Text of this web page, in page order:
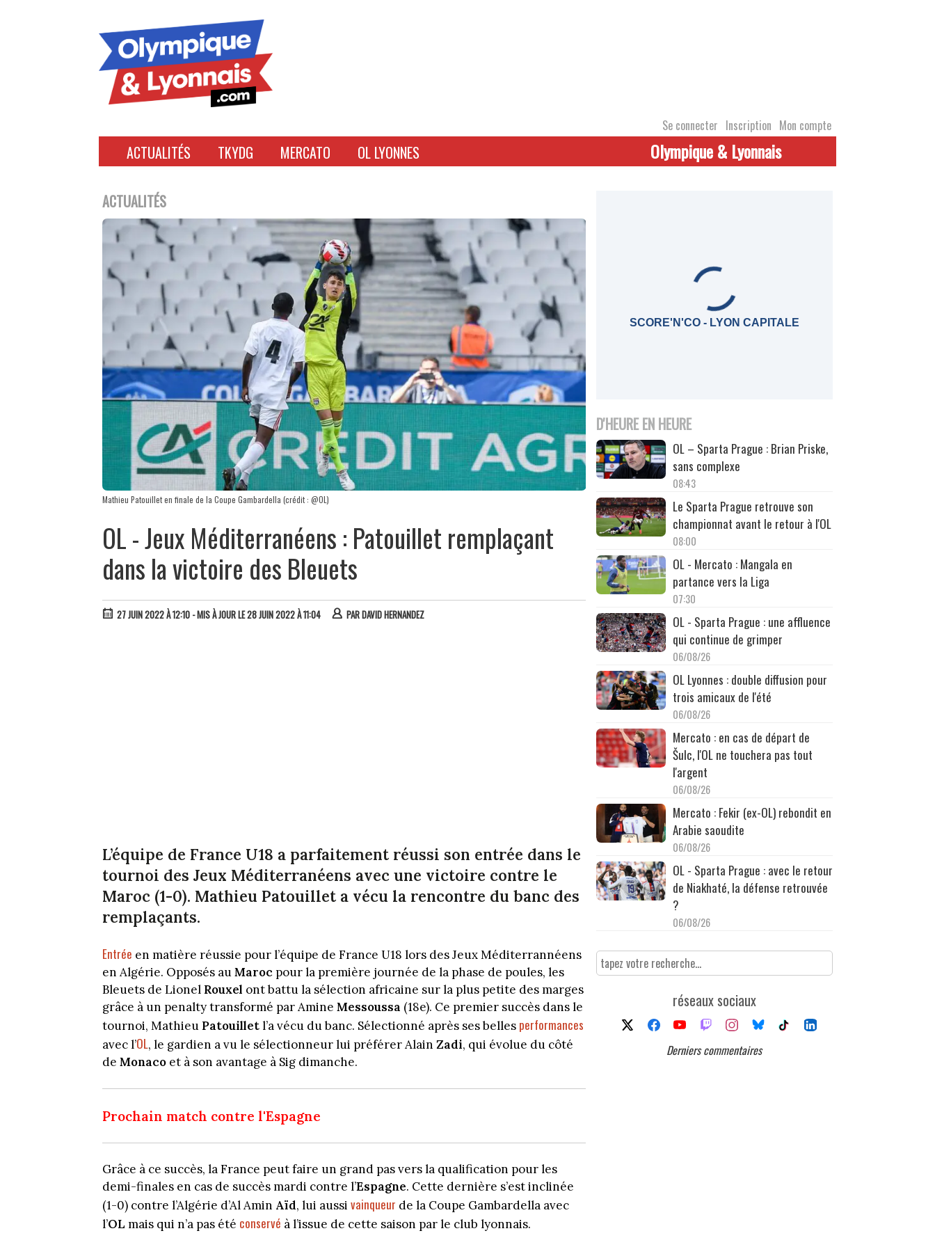
Se connecter Inscription Mon compte
ACTUALITÉS TKYDG MERCATO OL LYONNES Olympique & Lyonnais
ACTUALITÉS
Mathieu Patouillet en finale de la Coupe Gambardella (crédit : @OL)
OL - Jeux Méditerranéens : Patouillet remplaçant
dans la victoire des Bleuets
27 JUIN 2022 À 12:10 - MIS À JOUR LE 28 JUIN 2022 À 11:04 PARDAVID HERNANDEZ
L’équipe de France U18 a parfaitement réussi son entrée dans le
tournoi des Jeux Méditerranéens avec une victoire contre le
Maroc (1-0). Mathieu Patouillet a vécu la rencontre du banc des
remplaçants.
Entrée en matière réussie pour l’équipe de France U18 lors des Jeux Méditerrannéens
en Algérie. Opposés auMaroc pour la première journée de la phase de poules, les
Bleuets de Lionel Rouxel ont battu la sélection africaine sur la plus petite des marges
grâce à un penalty transformé par Amine Messoussa (18e). Ce premier succès dans le
tournoi, Mathieu Patouilletl’a vécu du banc. Sélectionné après ses belles performances
avec l’OL, le gardien a vu le sélectionneur lui préférer Alain Zadi, qui évolue du côté
de Monaco et à son avantage à Sig dimanche.
Prochain match contre l'Espagne
Grâce à ce succès, la France peut faire un grand pas vers la qualification pour les
demi-finales en cas de succès mardi contre l’Espagne. Cette dernière s’est inclinée
(1-0) contre l’Algérie d’Al Amin Aïd, lui aussi vainqueur de la Coupe Gambardella avec
l’OL mais qui n’a pas été conservé à l’issue de cette saison par le club lyonnais.
SCORE'N'CO - LYON CAPITALE
D'HEURE EN HEURE
OL – Sparta Prague : Brian Priske,
sans complexe
08:43
Le Sparta Prague retrouve son
championnat avant le retour à l'OL
08:00
OL - Mercato : Mangala en
partance vers la Liga
07:30
OL - Sparta Prague : une affluence
qui continue de grimper
06/08/26
OL Lyonnes : double diffusion pour
trois amicaux de l'été
06/08/26
Mercato : en cas de départ de
Šulc, l'OL ne touchera pas tout
l'argent
06/08/26
Mercato : Fekir (ex-OL) rebondit en
Arabie saoudite
06/08/26
OL - Sparta Prague : avec le retour
de Niakhaté, la défense retrouvée
?
06/08/26
réseaux sociaux
Derniers commentaires